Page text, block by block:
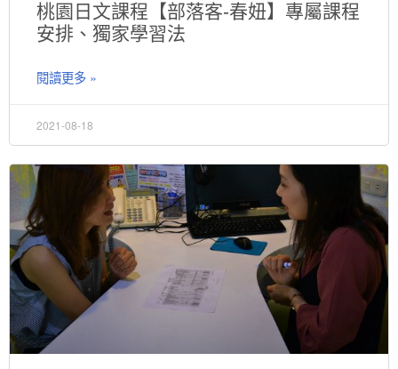
桃園日文課程【部落客-春妞】專屬課程
安排、獨家學習法
閱讀更多 »
2021-08-18